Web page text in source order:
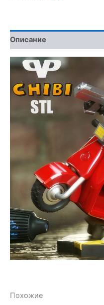
Model
Описание
Похожие